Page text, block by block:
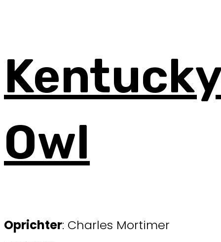
Owl
Oprichter: Charles Mortimer